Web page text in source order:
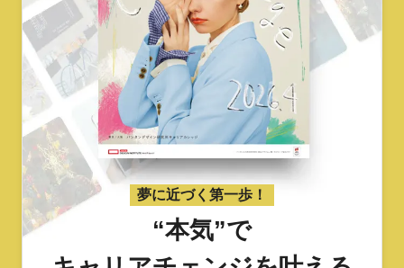
夢に近づく第一歩！
“本気”で